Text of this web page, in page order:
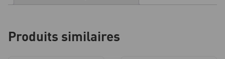
pièce
Produits similaires